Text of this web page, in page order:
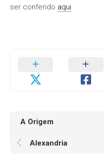
ser conferido aqui.
A Origem
Alexandria